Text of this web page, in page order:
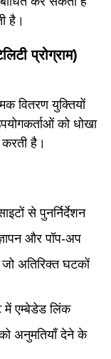
है।
प्रोग्राम)
वितरण युक्तियों
को धोखा
करती है।
से पुनर्निर्देशन
और पॉप-अप
अतिरिक्त घटकों
में एम्बेडेड लिंक
अनुमतियाँ देने के